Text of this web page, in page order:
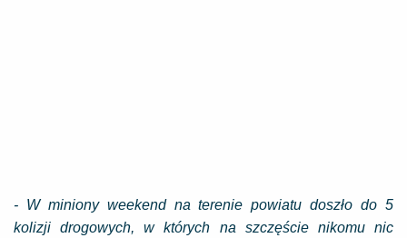
- W miniony weekend na terenie powiatu doszło do 5
kolizji drogowych, w których na szczęście nikomu nic